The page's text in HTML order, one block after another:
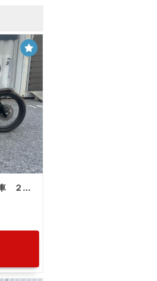
ホンダ ＣＴ１２５ハンターカブ 新車 ２０２６年モデル アステロイドブラックメタリック アップマフラー 燃料タンク５．３Ｌ 灯火類ＬＥＤ